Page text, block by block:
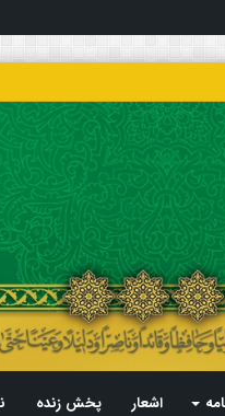
اشعار پخش زنده